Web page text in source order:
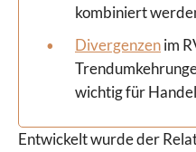
kombiniert
Divergenzenim
wichtig für
Entwickelt wurde der